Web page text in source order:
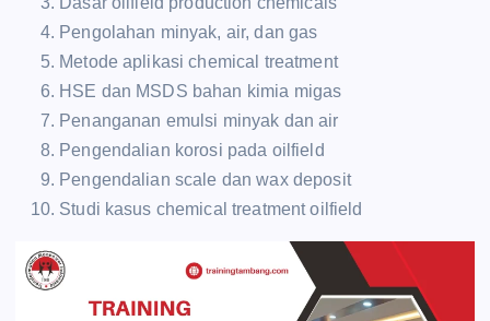
Pengolahan minyak, air, dan gas
Metode aplikasi chemical treatment
HSE dan MSDS bahan kimia migas
Penanganan emulsi minyak dan air
Pengendalian korosi pada oilfield
Pengendalian scale dan wax deposit
Studi kasus chemical treatment oilfield